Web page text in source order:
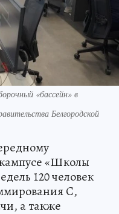
«бассейн» в
Белгородской
«Школы
120 человек
C,
а также